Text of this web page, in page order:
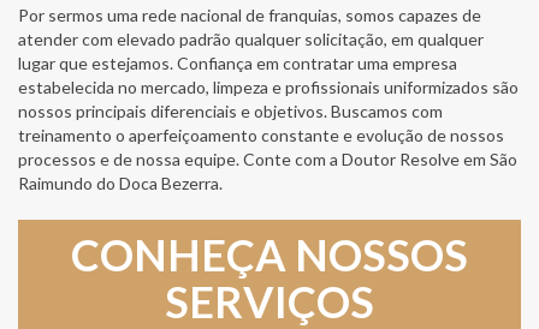
Por sermos uma rede nacional de franquias, somos capazes de
atender com elevado padrão qualquer solicitação, em qualquer
lugar que estejamos. Confiança em contratar uma empresa
estabelecida no mercado, limpeza e profissionais uniformizados são
nossos principais diferenciais e objetivos. Buscamos com
treinamento o aperfeiçoamento constante e evolução de nossos
processos e de nossa equipe. Conte com a Doutor Resolve em São
Raimundo do Doca Bezerra.
CONHEÇA NOSSOS
SERVIÇOS